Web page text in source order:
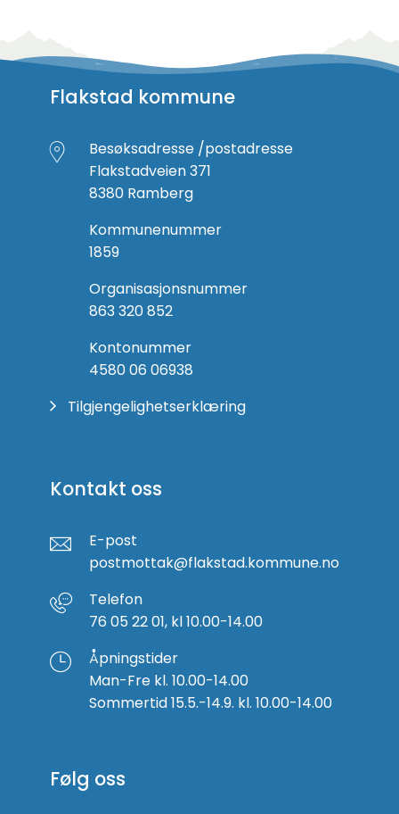
Flakstad kommune
Besøksadresse /postadresse
Flakstadveien 371
8380 Ramberg
Kommunenummer
1859
Organisasjonsnummer
863 320 852
Kontonummer
4580 06 06938
Tilgjengelighetserklæring
Kontakt oss
E-post
postmottak@flakstad.kommune.no
Telefon
76 05 22 01, kl 10.00-14.00
Åpningstider
Man-Fre kl. 10.00-14.00
Sommertid 15.5.-14.9. kl. 10.00-14.00
Følg oss